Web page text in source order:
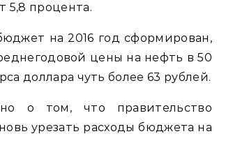
5,8 процента.
на 2016 год сформирован,
цены на нефть в 50
доллара чуть более 63 рублей.
о том, что правительство
урезать расходы бюджета на